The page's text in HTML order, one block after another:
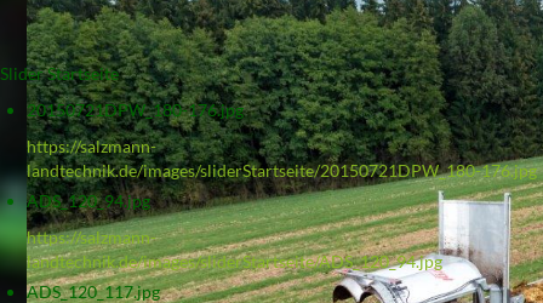
Slider Startseite
20150721DPW_180-176.jpg
https://salzmann-
landtechnik.de/images/sliderStartseite/20150721DPW_180-176.jpg
ADS_120_94.jpg
https://salzmann-
landtechnik.de/images/sliderStartseite/ADS_120_94.jpg
ADS_120_117.jpg